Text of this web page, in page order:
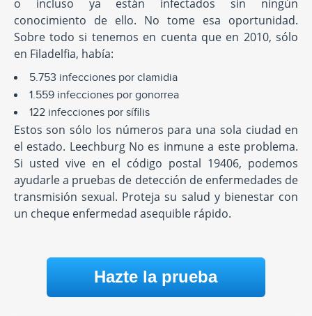
o incluso ya están infectados sin ningún
conocimiento de ello. No tome esa oportunidad.
Sobre todo si tenemos en cuenta que en 2010, sólo
en Filadelfia, había:
5.753 infecciones por clamidia
1.559 infecciones por gonorrea
122 infecciones por sífilis
Estos son sólo los números para una sola ciudad en
el estado. Leechburg No es inmune a este problema.
Si usted vive en el código postal 19406, podemos
ayudarle a pruebas de detección de enfermedades de
transmisión sexual. Proteja su salud y bienestar con
un cheque enfermedad asequible rápido.
Hazte la prueba